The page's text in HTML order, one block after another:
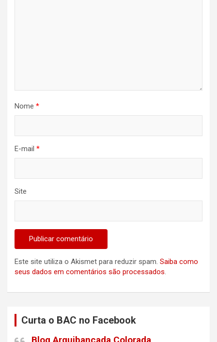
Nome *
E-mail *
Site
Este site utiliza o Akismet para reduzir spam. Saiba como
seus dados em comentários são processados.
Curta o BAC no Facebook